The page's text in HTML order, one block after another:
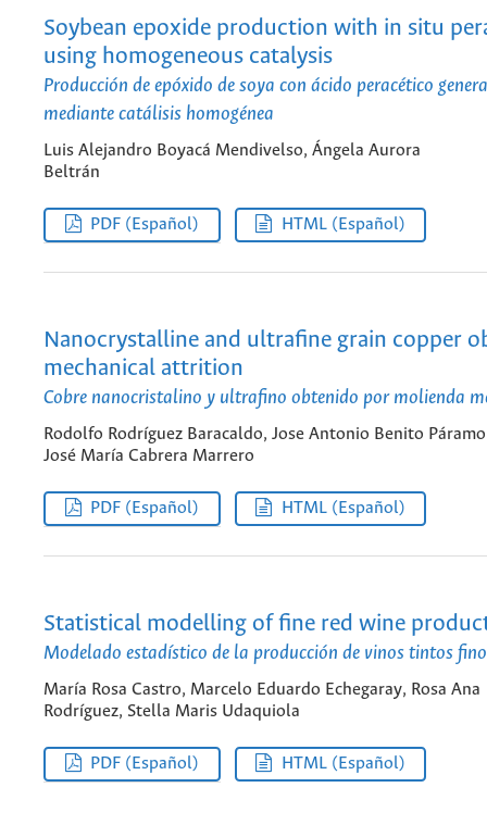
Soybean epoxide production with in situ
using homogeneous catalysis
Producción de epóxido de soya con ácido peracético
mediante catálisis homogénea
Luis Alejandro Boyacá Mendivelso, Ángela Aurora
Beltrán
PDF (Español) HTML (Español)
Nanocrystalline and ultrafine grain copper
mechanical attrition
Cobre nanocristalino y ultrafino obtenido por molienda
Rodolfo Rodríguez Baracaldo, Jose Antonio Benito
José María Cabrera Marrero
PDF (Español) HTML (Español)
Statistical modelling of fine red wine
Modelado estadístico de la producción de vinos tintos
María Rosa Castro, Marcelo Eduardo Echegaray, Rosa Ana
Rodríguez, Stella Maris Udaquiola
PDF (Español) HTML (Español)